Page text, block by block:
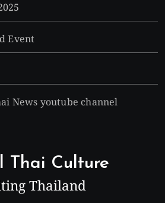
Event
News youtube channel
Thai Culture
Thailand